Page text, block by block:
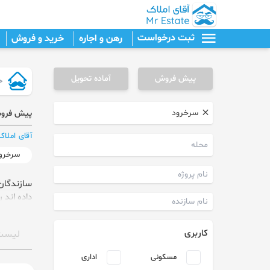
ثبت درخواست رهن و اجاره خرید و فروش
پیش فروش آماده تحویل
کاربری
مسکونی
اداری
پیش
آقای
داده اند